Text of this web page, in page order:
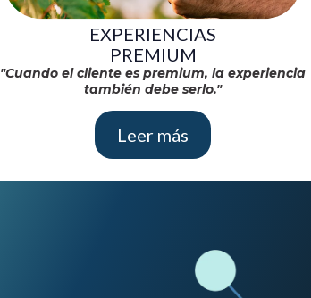
EXPERIENCIAS
PREMIUM
"Cuando el cliente es premium, la experiencia
también debe serlo."
Leer más